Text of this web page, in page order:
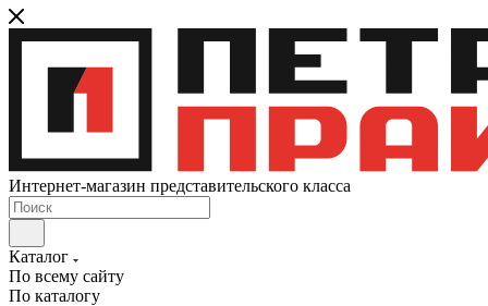
Интернет-магазин представительского класса
Каталог
По всему сайту
По каталогу